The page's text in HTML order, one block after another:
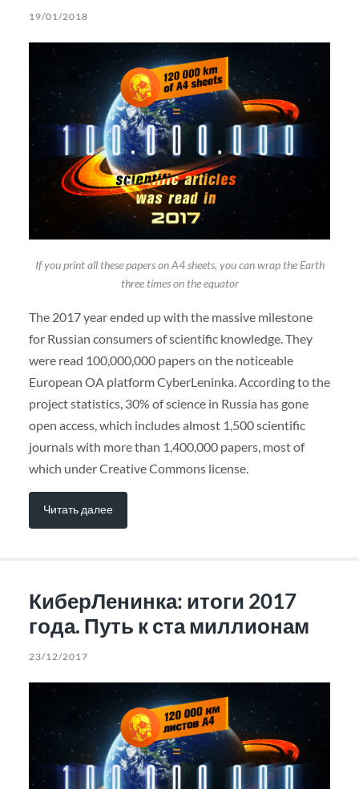
19/01/2018
If you print all these papers on A4 sheets, you can wrap the Earth
three times on the equator
The 2017 year ended up with the massive milestone
for Russian consumers of scientific knowledge. They
were read 100,000,000 papers on the noticeable
European OA platform CyberLeninka. According to the
project statistics, 30% of science in Russia has gone
open access, which includes almost 1,500 scientific
journals with more than 1,400,000 papers, most of
which under Creative Commons license.
Читать далее
КиберЛенинка: итоги 2017
года. Путь к ста миллионам
23/12/2017